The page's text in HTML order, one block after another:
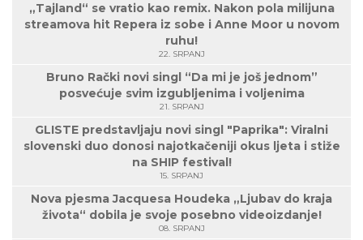
„Tajland“ se vratio kao remix. Nakon pola milijuna
streamova hit Repera iz sobe i Anne Moor u novom
ruhu!
22. SRPANJ
Bruno Rački novi singl “Da mi je još jednom”
posvećuje svim izgubljenima i voljenima
21. SRPANJ
GLISTE predstavljaju novi singl "Paprika": Viralni
slovenski duo donosi najotkačeniji okus ljeta i stiže
na SHIP festival!
15. SRPANJ
Nova pjesma Jacquesa Houdeka „Ljubav do kraja
života“ dobila je svoje posebno videoizdanje!
08. SRPANJ